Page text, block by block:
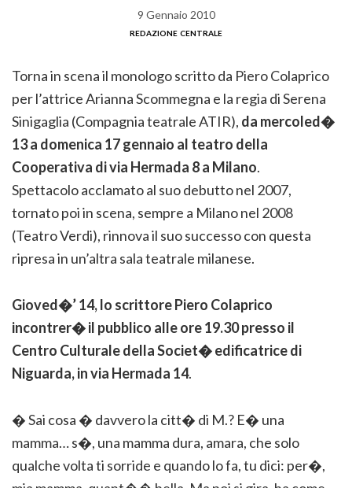
9 Gennaio 2010
redazione centrale
Torna in scena il monologo scritto da Piero Colaprico
per l’attrice Arianna Scommegna e la regia di Serena
Sinigaglia (Compagnia teatrale ATIR), da mercoled�
13 a domenica 17 gennaio al teatro della
Cooperativa di via Hermada 8 a Milano.
Spettacolo acclamato al suo debutto nel 2007,
tornato poi in scena, sempre a Milano nel 2008
(Teatro Verdi), rinnova il suo successo con questa
ripresa in un’altra sala teatrale milanese.
Gioved�’ 14, lo scrittore Piero Colaprico
incontrer� il pubblico alle ore 19.30 presso il
Centro Culturale della Societ� edificatrice di
Niguarda, in via Hermada 14.
� Sai cosa � davvero la citt� di M.? E� una
mamma… s�, una mamma dura, amara, che solo
qualche volta ti sorride e quando lo fa, tu dici: per�,